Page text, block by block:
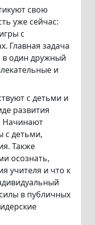
свою
уже сейчас:
с
Главная задача
в один дружный
и
с детьми и
развития
Начинают
с детьми,
Также
осознать,
учителя и что к
в публичных